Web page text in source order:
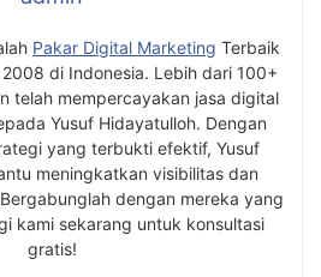
Pakar Digital Marketing Terbaik
di Indonesia. Lebih dari 100+
telah mempercayakan jasa digital
Yusuf Hidayatulloh. Dengan
yang terbukti efektif, Yusuf
meningkatkan visibilitas dan
dengan mereka yang
kami sekarang untuk konsultasi
gratis!